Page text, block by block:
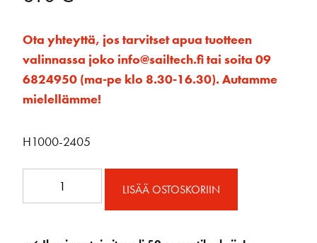
Ota yhteyttä, jos tarvitset apua tuotteen
valinnassa joko info@sailtech.fi tai soita 09
6824950 (ma-pe klo 8.30-16.30). Autamme
mielellämme!
H1000-2405
10
LISÄÄ OSTOSKORIIN